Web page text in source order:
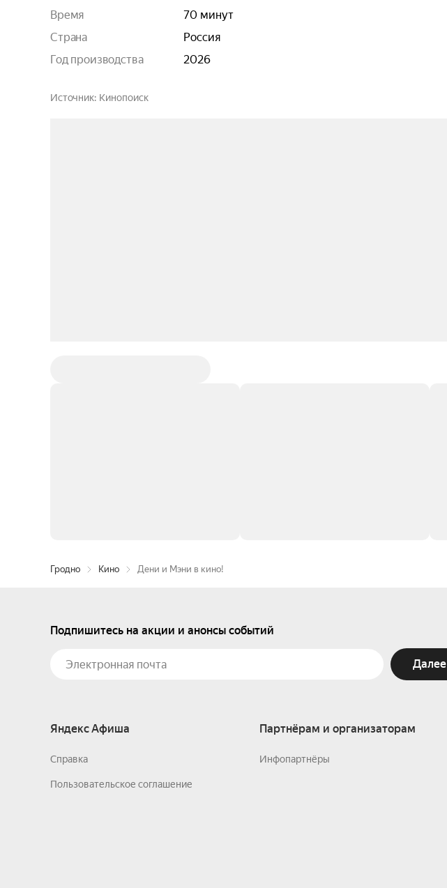
Время
70 минут
Страна
Россия
Год производства
2026
Источник Кинопоиск
Гродно Кино Дени и Мэни в кино!
Подпишитесь на акции и анонсы событий
Далее
Яндекс Афиша
Справка
Пользовательское соглашение
Партнёрам и организаторам
Инфопартнёры